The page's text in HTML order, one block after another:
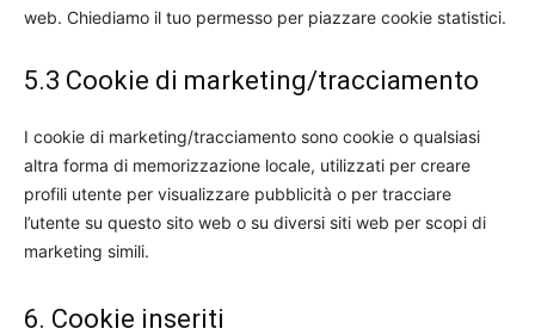
web. Chiediamo il tuo permesso per piazzare cookie statistici.
5.3 Cookie di marketing/tracciamento
I cookie di marketing/tracciamento sono cookie o qualsiasi
altra forma di memorizzazione locale, utilizzati per creare
profili utente per visualizzare pubblicità o per tracciare
l’utente su questo sito web o su diversi siti web per scopi di
marketing simili.
6. Cookie inseriti